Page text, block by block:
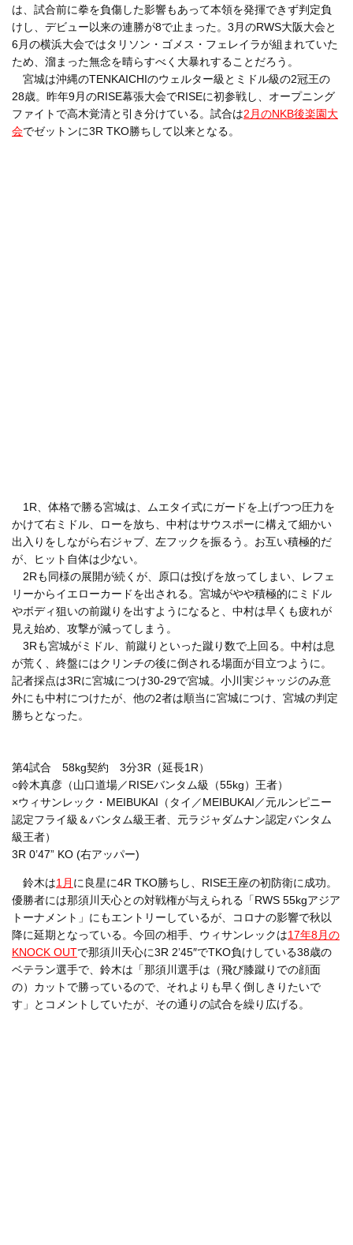
は、試合前に拳を負傷した影響もあって本領を発揮できず判定負
けし、デビュー以来の連勝が8で止まった。3月のRWS大阪大会と
6月の横浜大会ではタリソン・ゴメス・フェレイラが組まれていた
ため、溜まった無念を晴らすべく大暴れすることだろう。
宮城は沖縄のTENKAICHIのウェルター級とミドル級の2冠王の
28歳。昨年9月のRISE幕張大会でRISEに初参戦し、オープニング
ファイトで高木覚清と引き分けている。試合は2月のNKB後楽園大
会でゼットンに3R TKO勝ちして以来となる。
1R、体格で勝る宮城は、ムエタイ式にガードを上げつつ圧力を
かけて右ミドル、ローを放ち、中村はサウスポーに構えて細かい
出入りをしながら右ジャブ、左フックを振るう。お互い積極的だ
が、ヒット自体は少ない。
2Rも同様の展開が続くが、原口は投げを放ってしまい、レフェ
リーからイエローカードを出される。宮城がやや積極的にミドル
やボディ狙いの前蹴りを出すようになると、中村は早くも疲れが
見え始め、攻撃が減ってしまう。
3Rも宮城がミドル、前蹴りといった蹴り数で上回る。中村は息
が荒く、終盤にはクリンチの後に倒される場面が目立つように。
記者採点は3Rに宮城につけ30-29で宮城。小川実ジャッジのみ意
外にも中村につけたが、他の2者は順当に宮城につけ、宮城の判定
勝ちとなった。
第4試合 58kg契約 3分3R（延長1R）
○鈴木真彦（山口道場／RISEバンタム級（55kg）王者）
×ウィサンレック・MEIBUKAI（タイ／MEIBUKAI／元ルンピニー
認定フライ級＆バンタム級王者、元ラジャダムナン認定バンタム
級王者）
3R 0’47” KO (右アッパー)
鈴木は1月 に良星に4R TKO勝ちし、RISE王座の初防衛に成功。
優勝者には那須川天心との対戦権が与えられる「RWS 55kgアジア
トーナメント」にもエントリーしているが、コロナの影響で秋以
降に延期となっている。今回の相手、ウィサンレックは17年8月の
KNOCK OUTで那須川天心に3R 2’45″でTKO負けしている38歳の
ベテラン選手で、鈴木は「那須川選手は（飛び膝蹴りでの顔面
の）カットで勝っているので、それよりも早く倒しきりたいで
す」とコメントしていたが、その通りの試合を繰り広げる。